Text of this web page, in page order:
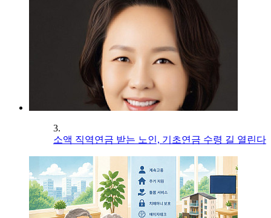
3.
소액 직역연금 받는 노인, 기초연금 수령 길 열린다